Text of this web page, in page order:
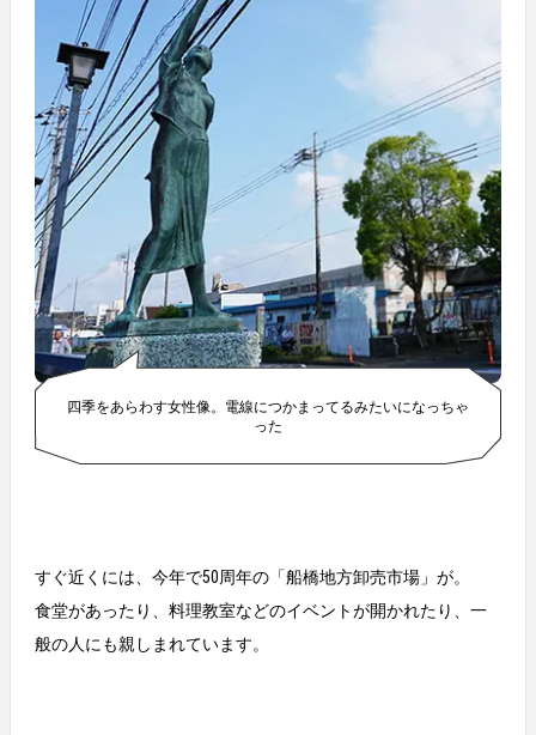
四季をあらわす女性像。電線につかまってるみたいになっちゃ
った
すぐ近くには、今年で50周年の「船橋地方卸売市場」が。
食堂があったり、料理教室などのイベントが開かれたり、一
般の人にも親しまれています。